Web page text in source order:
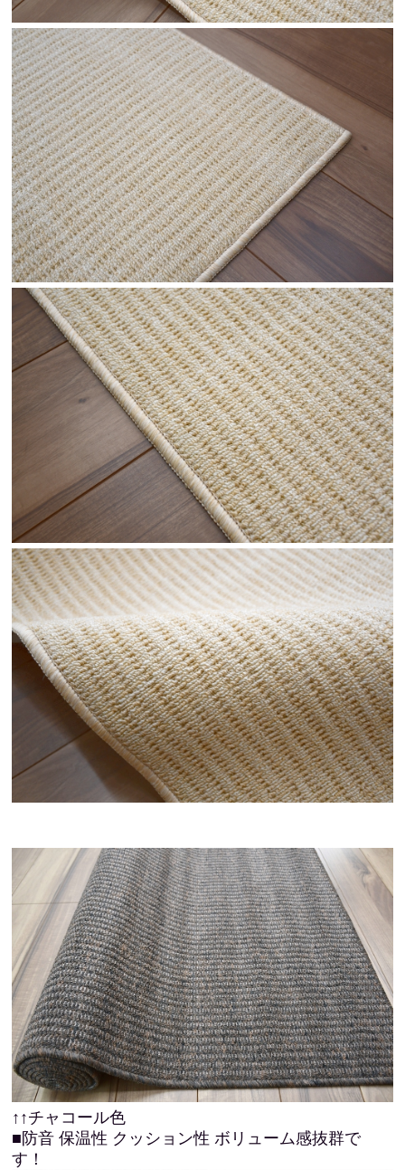
↑↑チャコール色
■防音 保温性 クッション性 ボリューム感抜群で
す！